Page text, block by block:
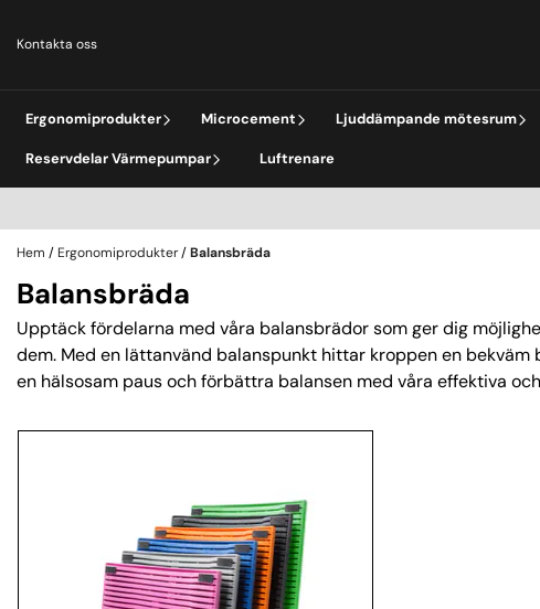
Kontakta oss
Ergonomiprodukter Microcement Ljuddämpande mötesrum
Reservdelar Värmepumpar Luftrenare
Hem / Ergonomiprodukter/Balansbräda
Balansbräda
Upptäck fördelarna med våra balansbrädor som ger dig
dem. Med en lättanvänd balanspunkt hittar kroppen en
en hälsosam paus och förbättra balansen med våra effektiva